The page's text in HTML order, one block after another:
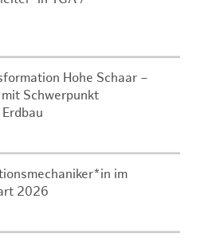
Hohe Schaar –
Schwerpunkt
im
2026